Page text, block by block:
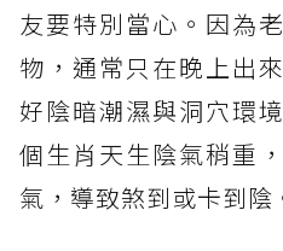
友要特別當心。因為
物，通常只在晚上出
好陰暗潮濕與洞穴環
個生肖天生陰氣稍重
氣，導致煞到或卡到陰